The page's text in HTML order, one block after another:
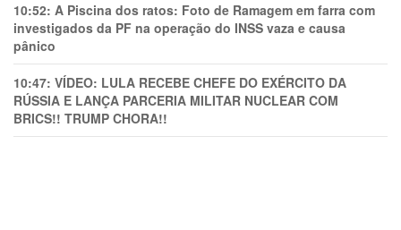
10:52: A Piscina dos ratos: Foto de Ramagem em farra com
investigados da PF na operação do INSS vaza e causa
pânico
10:47: VÍDEO: LULA RECEBE CHEFE DO EXÉRCITO DA
RÚSSIA E LANÇA PARCERIA MILITAR NUCLEAR COM
BRICS!! TRUMP CHORA!!